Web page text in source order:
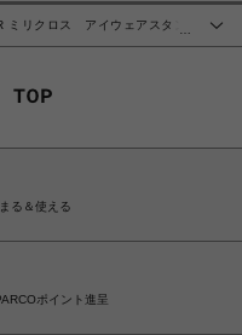
…
ミリクロス アイウェアスタン
る＆使える
ポイント進呈